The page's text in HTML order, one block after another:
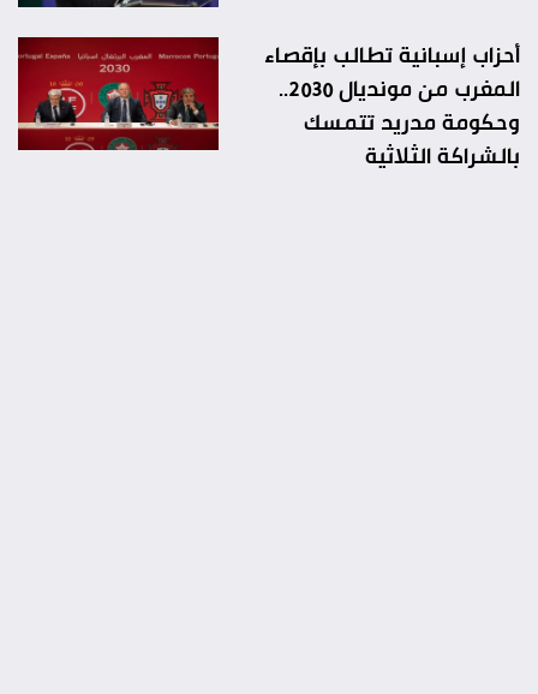
أحزاب إسبانية تطالب بإقصاء
المغرب من مونديال 2030..
وحكومة مدريد تتمسك
بالشراكة الثلاثية